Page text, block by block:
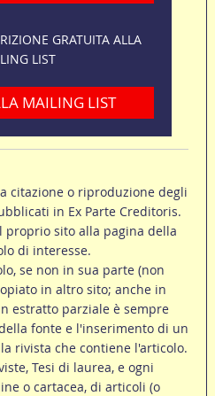
GRATUITA ALLA
LIST
MAILING LIST
la citazione o riproduzione degli
in Ex Parte Creditoris.
proprio sito alla pagina della
di interesse.
se non in sua parte (non
in altro sito; anche in
estratto parziale è sempre
fonte e l'inserimento di un
rivista che contiene l'articolo.
Tesi di laurea, e ogni
o cartacea, di articoli (o